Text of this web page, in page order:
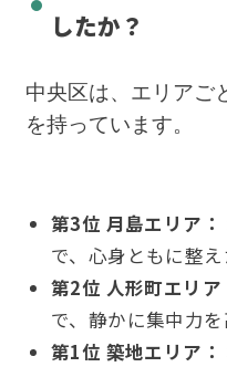
したか？
中央区は、エリアご
を持っています。
第3位 月島エリア：
で、心身ともに整え
第2位 人形町エリア
で、静かに集中力を
第1位 築地エリア：